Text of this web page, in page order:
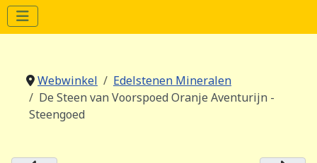
Webwinkel
Edelstenen Mineralen
De Steen van Voorspoed Oranje Aventurijn -
Steengoed